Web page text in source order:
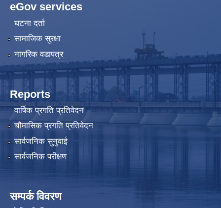
eGov services
घटना दर्ता
सामाजिक सुरक्षा
नागरिक वडापत्र
Reports
वार्षिक प्रगति प्रतिवेदन
चौमासिक प्रगति प्रतिवेदन
सार्वजनिक सुनुवाई
सार्वजनिक परीक्षण
सम्पर्क विवरण